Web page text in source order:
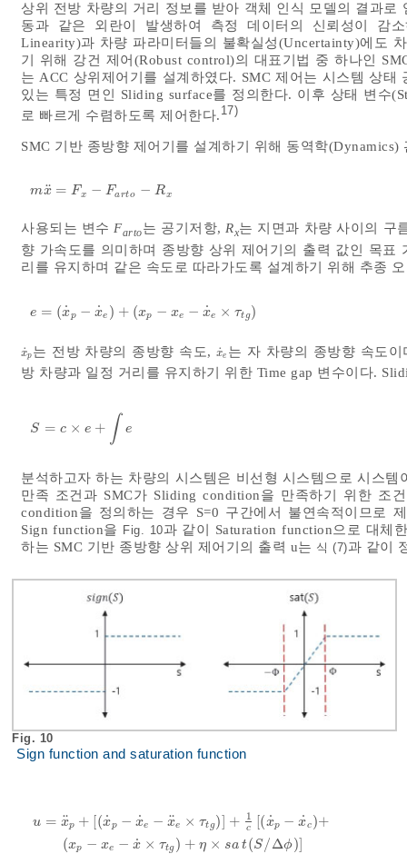
상위 전방 차량의 거리 정보를 받아 객체 인식 모델의 결과
동과 같은 외란이 발생하여 측정 데이터의 신뢰성이 감
Linearity)과 차량 파라미터들의 불확실성(Uncertainty)에도
기 위해 강건 제어(Robust control)의 대표기법 중 하나인
는 ACC 상위제어기를 설계하였다. SMC 제어는 시스템 상태
있는 특정 면인 Sliding surface를 정의한다. 이후 상태 변수
로 빠르게 수렴하도록 제어한다. 17)
SMC 기반 종방향 제어기를 설계하기 위해 동역학
mx
¨ = F x − Farto − Rx
m x¨= F x-Far to -Rx
사용되는 변수 Farto는 공기저항, Rx는 지면과 차량 사이의 구
향 가속도를 의미하며 종방향 상위 제어기의 출력 값인 목표
리를 유지하며 같은 속도로 따라가도록 설계하기 위해 추종
e = (x
˙p − x
˙e ) + (xp − xe − x
˙e × τtg)
e=x˙ p- x˙e +x p-xe -x˙ e× τtg
x
˙p
x˙p
는 전방 차량의 종방향 속도, x
˙e
x˙ e
는 자 차량의 종방향 속도
방 차량과 일정 거리를 유지하기 위한 Time gap 변수이다.
S = c × e + ∫ e
S = c×e+ ∫e
분석하고자 하는 차량의 시스템은 비선형 시스템으로 시스
만족 조건과 SMC가 Sliding condition을 만족하기 위한 조
condition을 정의하는 경우 S=0 구간에서 불연속적이므로
Sign function을 Fig. 10과 같이 Saturation function으로 대체
하는 SMC 기반 종방향 상위 제어기의 출력 u는 식 (7)과 같이
Fig. 10
Sign function and saturation function
u = x
¨p + [(x
˙p − x
˙e − x
¨e × τtg)] + 1
c [(x
˙p − x
˙c )+
(xp − xe − x
˙ × τtg ) + η × sa t(S /Δϕ)]
p+ p- x˙ e g+ x˙p c+x p- x˙×